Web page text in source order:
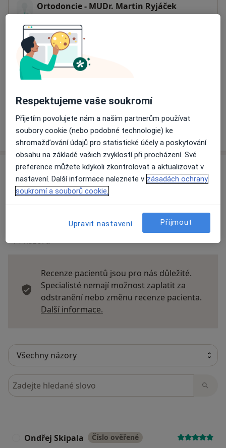
Ortodoncie - MUDr. Martin Ryjáček
Dostupnost
Na této adrese online kalendář není aktivní
Víceo adrese
Názory
Přidejte svůj názor
14 názorů
Recenze pacientů jsou pro nás důležité.
Specialisté nemají možnost zaplatit za
odstranění nebo změnu recenze pacienta.
Další informace.
Hledejte v názorech
Ondřej Skipala Číslo ověřené
Respektujeme vaše soukromí
Přijetím povolujete nám a našim partnerům používat
soubory cookie (nebo podobné technologie) ke
shromažďování údajů pro statistické účely a poskytování
obsahu na základě vašich zvyklostí při procházení. Své
preference můžete kdykoli zkontrolovat a aktualizovat v
nastavení. Další informace naleznete v zásadách ochrany
soukromí a souborů cookie.
Upravit nastavení Přijmout